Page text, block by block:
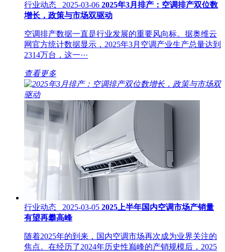
行业动态 2025-03-06 2025年3月排产：空调排产双位数
增长，政策与市场双驱动
空调排产数据一直是行业发展的重要风向标。据奥维云
网官方统计数据显示，2025年3月空调产业生产总量达到
2314万台，这一···
查看更多
行业动态 2025-03-05 2025上半年国内空调市场产销量
有望再攀高峰
随着2025年的到来，国内空调市场再次成为业界关注的
焦点。在经历了2024年历史性巅峰的产销规模后，2025